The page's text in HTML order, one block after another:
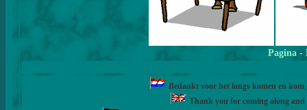
Pagina -
Bedankt voor het langs komen en
Thank you for coming along and